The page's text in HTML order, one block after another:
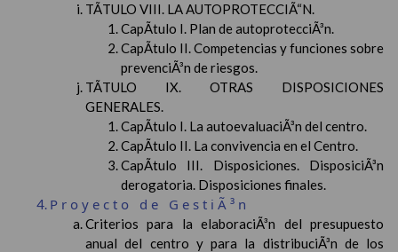
TÃTULO VIII. LA AUTOPROTECCIÃ“N.
CapÃ­tulo I. Plan de autoprotecciÃ³n.
CapÃ­tulo II. Competencias y funciones sobre
prevenciÃ³n de riesgos.
TÃTULO IX. OTRAS DISPOSICIONES
GENERALES.
CapÃ­tulo I. La autoevaluaciÃ³n del centro.
CapÃ­tulo II. La convivencia en el Centro.
CapÃ­tulo III. Disposiciones. DisposiciÃ³n
derogatoria. Disposiciones finales.
Proyecto de GestiÃ³n
Criterios para la elaboraciÃ³n del presupuesto
anual del centro y para la distribuciÃ³n de los